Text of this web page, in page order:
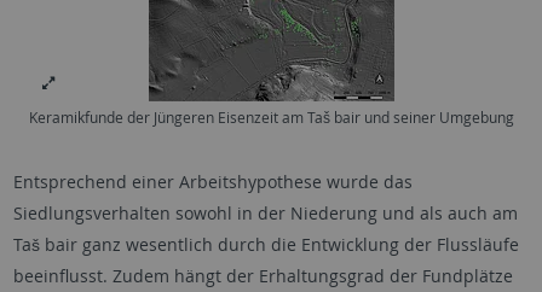
Keramikfunde der Jüngeren Eisenzeit am Taš bair und seiner Umgebung
Entsprechend einer Arbeitshypothese wurde das
Siedlungsverhalten sowohl in der Niederung und als auch am
Taš bair ganz wesentlich durch die Entwicklung der Flussläufe
beeinflusst. Zudem hängt der Erhaltungsgrad der Fundplätze